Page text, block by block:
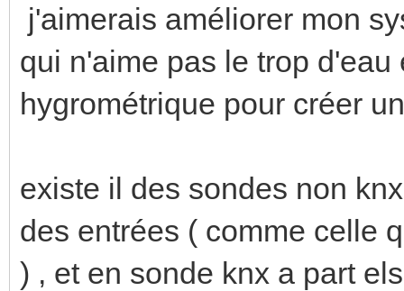
j'aimerais améliorer mon
qui n'aime pas le trop
hygrométrique pour créer
existe il des sondes non
des entrées ( comme celle
) , et en sonde knx a part